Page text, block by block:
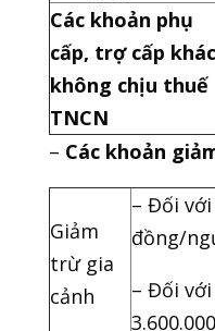
Các khoản phụ
cấp, trợ cấp khác
không chịu thuế
TNCN
– Các khoản
Giảm
trừ gia
cảnh
– Đối
đồng/
– Đối